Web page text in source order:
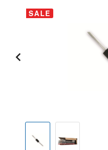
Bildergalerie überspringen
SALE